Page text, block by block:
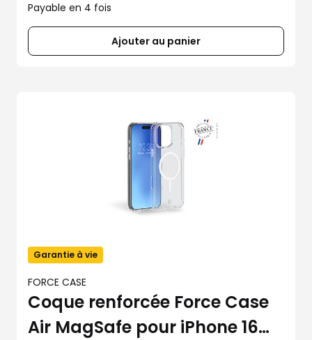
Payable en 4 fois
Ajouter au panier
Garantie à vie
FORCE CASE
Coque renforcée Force Case
Air MagSafe pour iPhone 16